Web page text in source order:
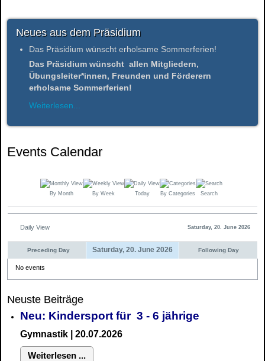
Neues aus dem Präsidium
Das Präsidium wünscht erholsame Sommerferien!
Das Präsidium wünscht allen Mitgliedern,
Übungsleiter*innen, Freunden und Förderern
erholsame Sommerferien!
Weiterlesen...
Events Calendar
By Month By Week Today By Categories Search
Daily View Saturday, 20. June 2026
Preceding Day Saturday, 20. June 2026 Following Day
No events
Neuste Beiträge
Neu: Kindersport für 3 - 6 jährige
Gymnastik | 20.07.2026
Weiterlesen ...